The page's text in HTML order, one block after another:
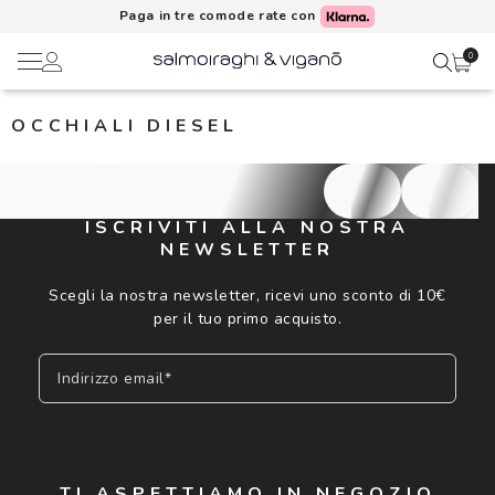
Paga in tre comode rate con
0
Brand
Ciao,
Metodi di pagamento
I miei ordini
OCCHIALI DIESEL
ISCRIVITI ALLA NOSTRA
NEWSLETTER
Scegli la nostra newsletter, ricevi uno sconto di 10€
per il tuo primo acquisto.
Indirizzo email*